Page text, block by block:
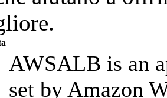
AWSALB is an
set by Amazon